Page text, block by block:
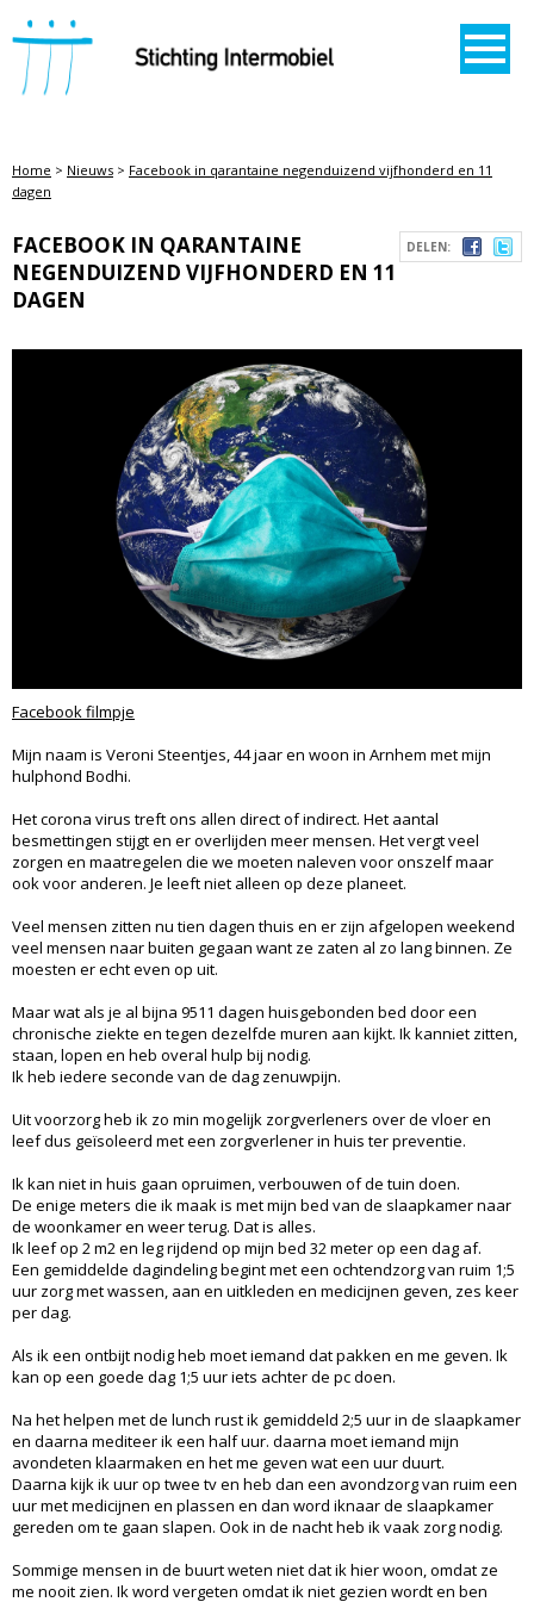
STICHTING INTERMOBIEL
Home > Nieuws > Facebook in qarantaine negenduizend vijfhonderd en 11
dagen
DELEN:
FACEBOOK IN QARANTAINE
NEGENDUIZEND VIJFHONDERD EN 11
DAGEN
Facebook filmpje
Mijn naam is Veroni Steentjes, 44 jaar en woon in Arnhem met mijn
hulphond Bodhi.
Het corona virus treft ons allen direct of indirect. Het aantal
besmettingen stijgt en er overlijden meer mensen. Het vergt veel
zorgen en maatregelen die we moeten naleven voor onszelf maar
ook voor anderen. Je leeft niet alleen op deze planeet.
Veel mensen zitten nu tien dagen thuis en er zijn afgelopen weekend
veel mensen naar buiten gegaan want ze zaten al zo lang binnen. Ze
moesten er echt even op uit.
Maar wat als je al bijna 9511 dagen huisgebonden bed door een
chronische ziekte en tegen dezelfde muren aan kijkt. Ik kanniet zitten,
staan, lopen en heb overal hulp bij nodig.
Ik heb iedere seconde van de dag zenuwpijn.
Uit voorzorg heb ik zo min mogelijk zorgverleners over de vloer en
leef dus geïsoleerd met een zorgverlener in huis ter preventie.
Ik kan niet in huis gaan opruimen, verbouwen of de tuin doen.
De enige meters die ik maak is met mijn bed van de slaapkamer naar
de woonkamer en weer terug. Dat is alles.
Ik leef op 2 m2 en leg rijdend op mijn bed 32 meter op een dag af.
Een gemiddelde dagindeling begint met een ochtendzorg van ruim 1;5
uur zorg met wassen, aan en uitkleden en medicijnen geven, zes keer
per dag.
Als ik een ontbijt nodig heb moet iemand dat pakken en me geven. Ik
kan op een goede dag 1;5 uur iets achter de pc doen.
Na het helpen met de lunch rust ik gemiddeld 2;5 uur in de slaapkamer
en daarna mediteer ik een half uur. daarna moet iemand mijn
avondeten klaarmaken en het me geven wat een uur duurt.
Daarna kijk ik uur op twee tv en heb dan een avondzorg van ruim een
uur met medicijnen en plassen en dan word iknaar de slaapkamer
gereden om te gaan slapen. Ook in de nacht heb ik vaak zorg nodig.
Sommige mensen in de buurt weten niet dat ik hier woon, omdat ze
me nooit zien. Ik word vergeten omdat ik niet gezien wordt en ben